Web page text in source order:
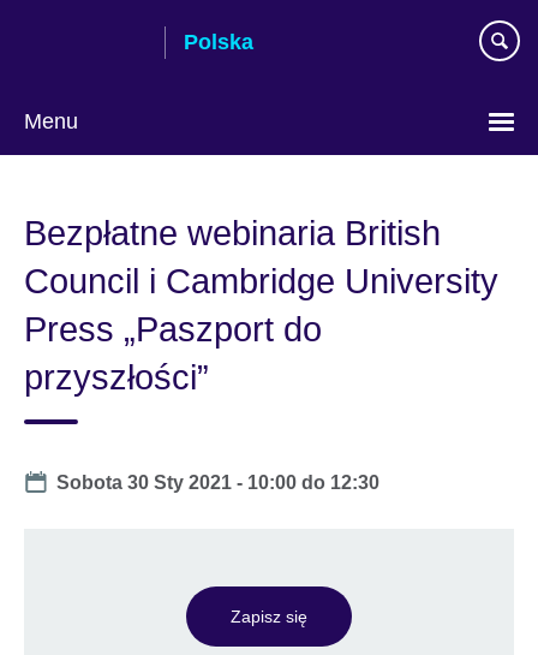
Polska
Menu
Bezpłatne webinaria British
Council i Cambridge University
Press „Paszport do
przyszłości”
Date
Sobota 30 Sty 2021 - 10:00 do 12:30
Zapisz się